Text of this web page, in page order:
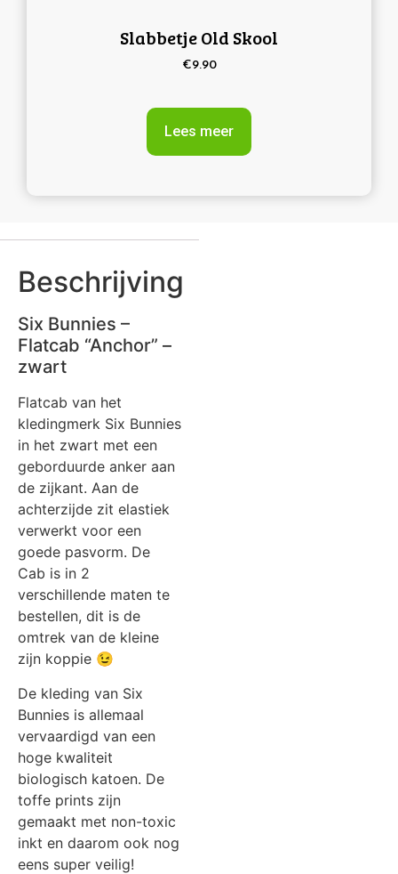
Slabbetje Old Skool
€9.90
Lees meer
Beschrijving
Six Bunnies –
Flatcab “Anchor” –
zwart
Flatcab van het
kledingmerk Six Bunnies
in het zwart met een
geborduurde anker aan
de zijkant. Aan de
achterzijde zit elastiek
verwerkt voor een
goede pasvorm. De
Cab is in 2
verschillende maten te
bestellen, dit is de
omtrek van de kleine
zijn koppie 😉
De kleding van Six
Bunnies is allemaal
vervaardigd van een
hoge kwaliteit
biologisch katoen. De
toffe prints zijn
gemaakt met non-toxic
inkt en daarom ook nog
eens super veilig!